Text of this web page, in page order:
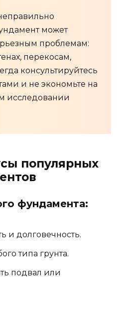
может
проблемам:
перекосам,
консультируйтесь
и не экономьте на
исследовании
популярных
фундамента:
и долговечность.
типа грунта.
подвал или